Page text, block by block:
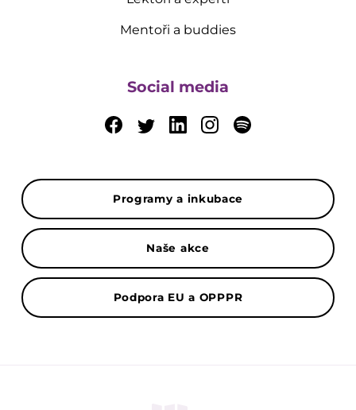
Mentoři a buddies
Social media
Programy a inkubace
Naše akce
Podpora EU a OPPPR